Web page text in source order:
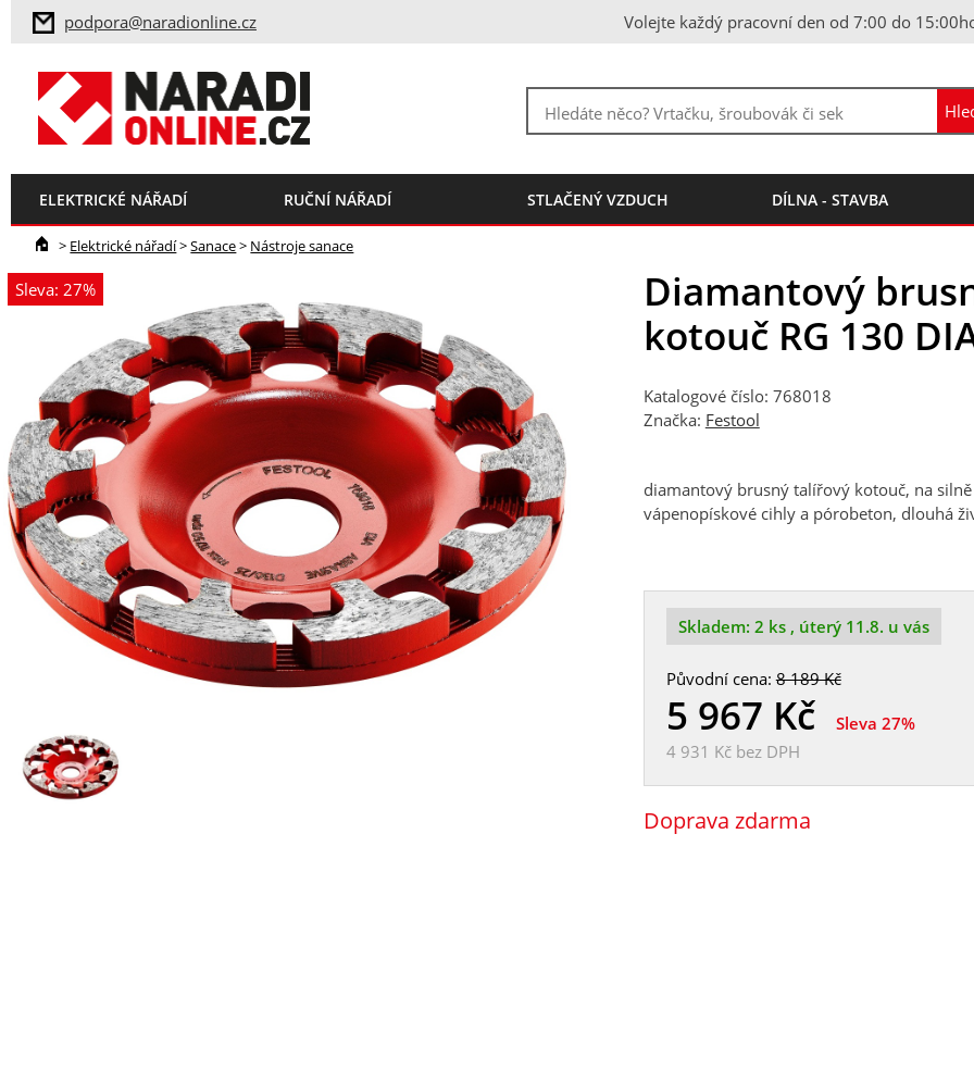
podpora@naradionline.cz Volejte každý pracovní den od 7:00 do
ELEKTRICKÉ NÁŘADÍ RUČNÍ NÁŘADÍ STLAČENÝ VZDUCH DÍLNA - STAVBA
> Elektrické nářadí>Sanace> Nástroje sanace
Sleva: 27%
Diamantový
kotouč RG 130
Katalogové číslo: 768018
Značka: Festool
diamantový brusný talířový kotouč, na
vápenopískové cihly a pórobeton, dlouhá
Skladem: 2 ks , úterý 11.8. u vás
Původní cena:8 189 Kč
5 967 Kč
Sleva 27%
4 931 Kčbez DPH
Doprava zdarma